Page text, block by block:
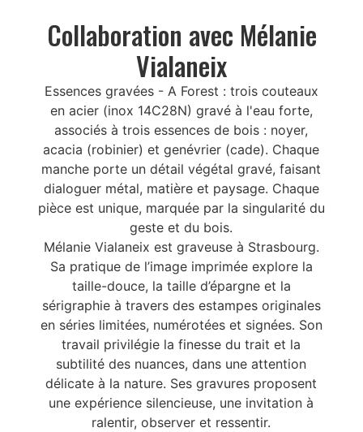
Collaboration avec Mélanie
Vialaneix
Essences gravées - A Forest : trois couteaux
en acier (inox 14C28N) gravé à l'eau forte,
associés à trois essences de bois : noyer,
acacia (robinier) et genévrier (cade). Chaque
manche porte un détail végétal gravé, faisant
dialoguer métal, matière et paysage. Chaque
pièce est unique, marquée par la singularité du
geste et du bois.
Mélanie Vialaneix est graveuse à Strasbourg.
Sa pratique de l’image imprimée explore la
taille-douce, la taille d’épargne et la
sérigraphie à travers des estampes originales
en séries limitées, numérotées et signées. Son
travail privilégie la finesse du trait et la
subtilité des nuances, dans une attention
délicate à la nature. Ses gravures proposent
une expérience silencieuse, une invitation à
ralentir, observer et ressentir.